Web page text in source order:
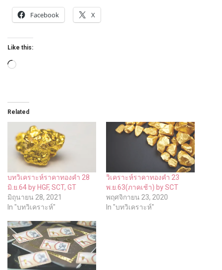
Facebook X
Like this:
Loading…
Related
บทวิเคราะห์ราคาทองคำ 28
มิ.ย.64 by HGF, SCT, GT
มิถุนายน 28, 2021
In "บทวิเคราะห์"
วิเคราะห์ราคาทองคำ 23
พ.ย.63(ภาคเช้า) by SCT
พฤศจิกายน 23, 2020
In "บทวิเคราะห์"